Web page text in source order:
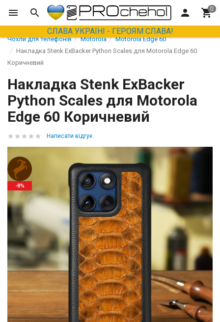
СЛАВА УКРАЇНІ - ГЕРОЯМ СЛАВА!
Чохли для телефонів Motorola
Motorola Edge 60
Накладка Stenk ExBacker Python Scales для Motorola Edge 60
Коричневий
Накладка Stenk ExBacker
Python Scales для Motorola
Edge 60 Коричневий
Написати відгук
-8%